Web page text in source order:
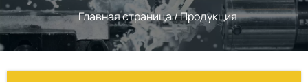
Главная страница/Продукция